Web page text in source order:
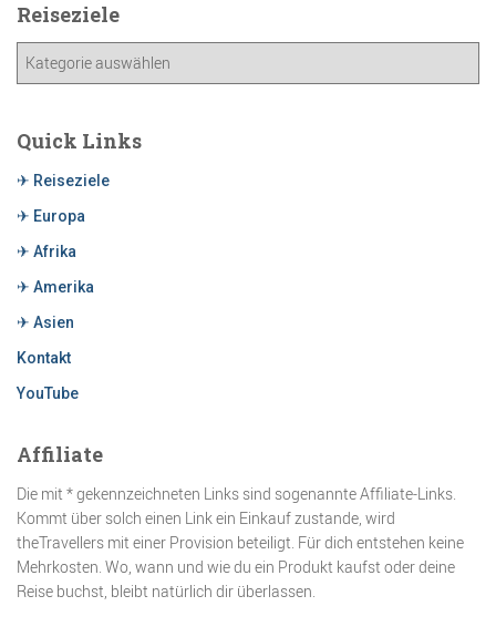
Reiseziele
Quick Links
✈ Reiseziele
✈ Europa
✈ Afrika
✈ Amerika
✈ Asien
Kontakt
YouTube
Affiliate
Die mit * gekennzeichneten Links sind sogenannte Affiliate-Links.
Kommt über solch einen Link ein Einkauf zustande, wird
theTravellers mit einer Provision beteiligt. Für dich entstehen keine
Mehrkosten. Wo, wann und wie du ein Produkt kaufst oder deine
Reise buchst, bleibt natürlich dir überlassen.